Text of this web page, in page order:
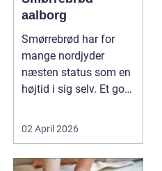
aalborg
Smørrebrød har for
mange nordjyder
næsten status som en
højtid i sig selv. Et godt
02 April 2026